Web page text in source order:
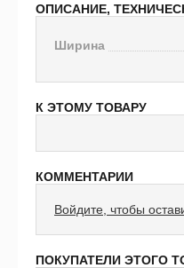
ОПИСАНИЕ,
Ширина
К ЭТОМУ ТОВАРУ
КОММЕНТАРИИ
Войдите, чтобы
ПОКУПАТЕЛИ ЭТОГО